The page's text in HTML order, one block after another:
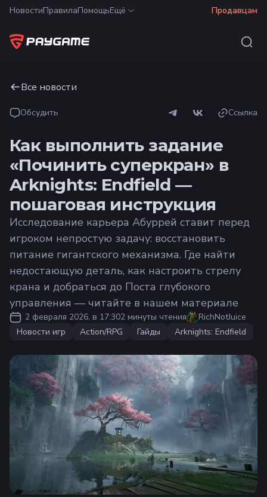
НовостиПравилаПомощьЕщё Продавцам
Все новости
Обсудить Ссылка
Как выполнить задание
«Починить суперкран» в
Arknights: Endfield —
пошаговая инструкция
Исследование карьера Абуррей ставит перед
игроком непростую задачу: восстановить
питание гигантского механизма. Где найти
недостающую деталь, как настроить стрелу
крана и добраться до Поста глубокого
управления — читайте в нашем материале
2 февраля 2026, в 17:302 минуты чтения
RichNotJuice
Новости игр
Action/RPG Гайды Arknights: Endfield